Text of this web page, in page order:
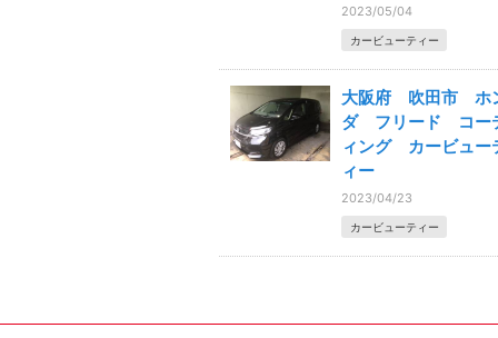
2023/05/04
カービューティー
大阪府 吹田市 ホ
ダ フリード コー
ィング カービュー
ィー
2023/04/23
カービューティー